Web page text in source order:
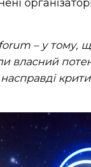
– у тому,
власний